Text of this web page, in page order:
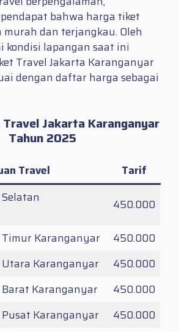
bahwa harga tiket
dan terjangkau. Oleh
kondisi lapangan saat ini
Travel Jakarta Karanganyar
dengan daftar harga sebagai
Jakarta Karanganyar
Tahun 2025
Travel
Tarif
450.000
Karanganyar
450.000
Karanganyar
450.000
Karanganyar
450.000
Karanganyar
450.000